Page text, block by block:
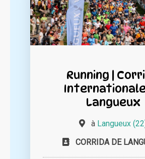
Running |
Langueux
à Langueux
CORRIDA DE